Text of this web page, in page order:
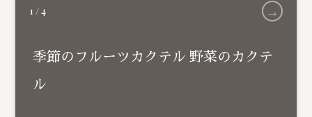
1 /4 →
季節のフルーツカクテル 野菜のカクテ
ル